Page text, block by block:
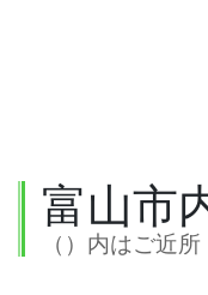
富山市
（）内はご近